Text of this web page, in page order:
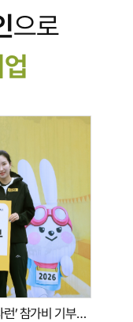
으로
우리 단체, KB국민은행과 함께 ‘KB스타런’ 참가비 기부금 전달식 진행